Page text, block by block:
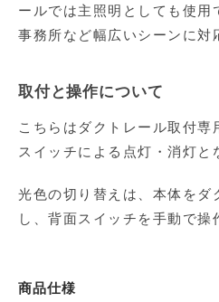
ールでは主照明としても使用
事務所など幅広いシーンに対
取付と操作について
こちらはダクトレール取付
スイッチによる点灯・消灯と
光色の切り替えは、本体をダ
し、背面スイッチを手動で操
商品仕様